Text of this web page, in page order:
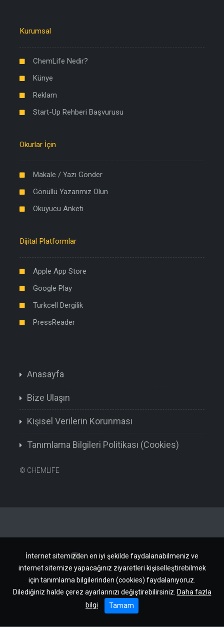
İnternet sitemizden en iyi şekilde faydalanabilmeniz ve
internet sitemize yapacağınız ziyaretleri kişiselleştirebilmek
için tanımlama bilgilerinden (cookies) faydalanıyoruz.
Dilediğiniz halde çerez ayarlarınızı değiştirebilirsiniz. Daha fazla
bilgi
Tamam
Kurumsal
ChemLife Nedir?
Künye
Reklam
Start-Up Rehberi Başvurusu
Okurlar İçin
Makale / Yazı Gönder
Gönüllü Yazarımız Olun
Okuyucu Anketi
Dijital Platformlar
Apple App Store
Google Play
Turkcell Dergilik
PressReader
Anasayfa
Bize Ulaşın
Kişisel Verilerin Korunması
Tanımlama Bilgileri Politikası (Cookies)
© CHEMLIFE